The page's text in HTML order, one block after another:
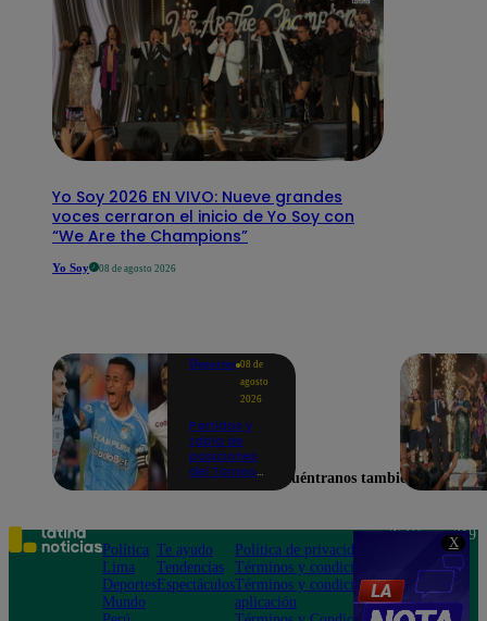
X
Yo Soy 2026 EN VIVO: Nueve grandes
voces cerraron el inicio de Yo Soy con
“We Are the Champions”
Yo Soy 08 de agosto 2026
Deportes 08 de
agosto
2026
Partidos y
tabla de
posiciones
del Torneo
en la fecha 4
Encuéntranos también en
Política
Lima
Deportes
Mundo
Te ayudo
Tendencias
Espectáculos
Política de privacidad
Términos y condiciones
Términos y condiciones
aplicación
Teléfono: 219
Av. San
Felipe 968
Jesús María